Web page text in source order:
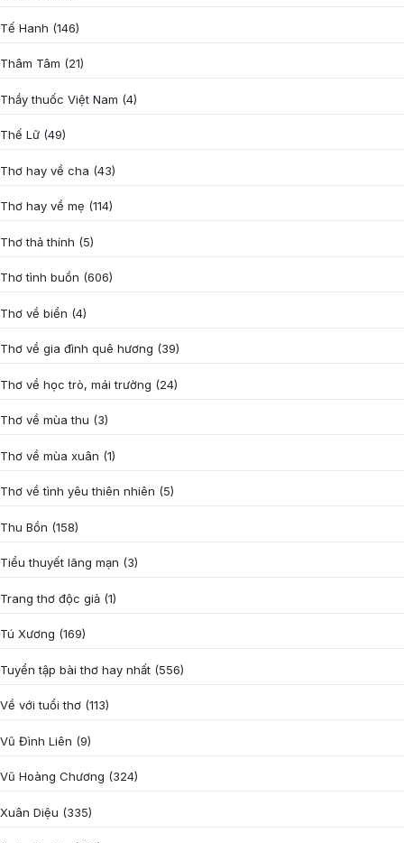
Tế Hanh (146)
Thâm Tâm (21)
Thầy thuốc Việt Nam (4)
Thế Lữ (49)
Thơ hay về cha (43)
Thơ hay về mẹ (114)
Thơ thả thính (5)
Thơ tình buồn (606)
Thơ về biển (4)
Thơ về gia đình quê hương (39)
Thơ về học trò, mái trường (24)
Thơ về mùa thu (3)
Thơ về mùa xuân (1)
Thơ về tình yêu thiên nhiên (5)
Thu Bồn (158)
Tiểu thuyết lãng mạn (3)
Trang thơ độc giả (1)
Tú Xương (169)
Tuyển tập bài thơ hay nhất (556)
Về với tuổi thơ (113)
Vũ Đình Liên (9)
Vũ Hoàng Chương (324)
Xuân Diệu (335)